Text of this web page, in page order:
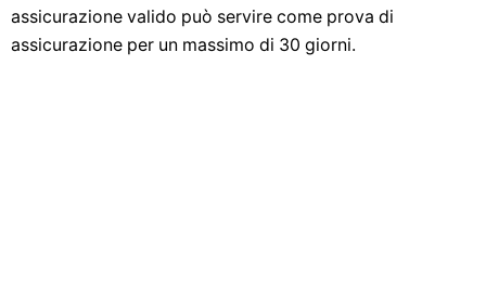
assicurazione valido può servire come prova di
assicurazione per un massimo di 30 giorni.